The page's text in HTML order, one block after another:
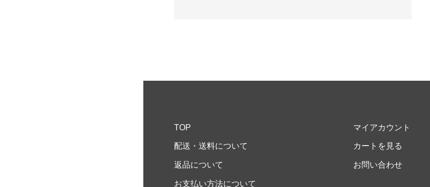
TOP
配送・送料について
返品について
お支払い方法について
マイアカウント
カートを見る
お問い合わせ